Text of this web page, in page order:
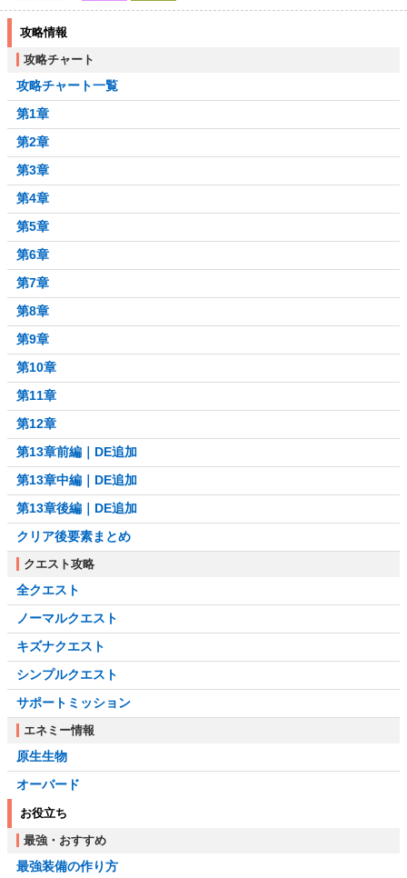
攻略情報
攻略チャート
攻略チャート一覧
第1章
第2章
第3章
第4章
第5章
第6章
第7章
第8章
第9章
第10章
第11章
第12章
第13章前編｜DE追加
第13章中編｜DE追加
第13章後編｜DE追加
クリア後要素まとめ
クエスト攻略
全クエスト
ノーマルクエスト
キズナクエスト
シンプルクエスト
サポートミッション
エネミー情報
原生生物
オーバード
お役立ち
最強・おすすめ
最強装備の作り方